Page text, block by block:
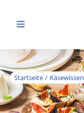
Startseite Käsewissen